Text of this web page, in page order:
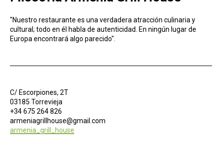
"Nuestro restaurante es una verdadera atracción culinaria y
cultural; todo en él habla de autenticidad. En ningún lugar de
Europa encontrará algo parecido".
C/ Escorpiones, 2T
03185 Torrevieja
+34 675 264 826
armeniagrillhouse@gmail.com
armenia_grill_house